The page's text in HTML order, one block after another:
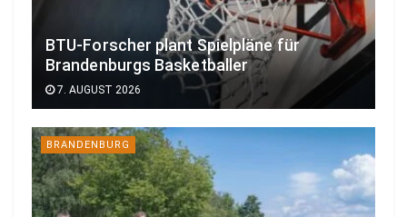
BTU-Forscher plant Spielpläne für
Brandenburgs Basketballer
7. AUGUST 2026
BRANDENBURG